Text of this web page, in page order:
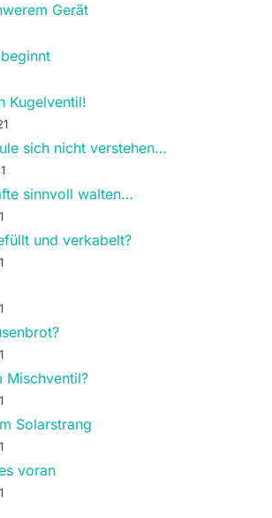
Gerät
Kugelventil!
sich nicht verstehen…
sinnvoll walten…
und verkabelt?
Mischventil?
Solarstrang
voran